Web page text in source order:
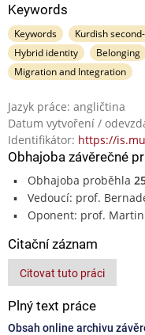
Keywords
Keywords Kurdish
Hybrid identity
Belonging
Migration and Integration
Jazyk práce: angličtina
Datum vytvoření /
Identifikátor: https://
Obhajoba závěrečné
Obhajoba proběhla
Vedoucí: prof.
Oponent: prof. Martin
Citační záznam
Citovat tuto práci
Plný text práce
Obsah online archivu